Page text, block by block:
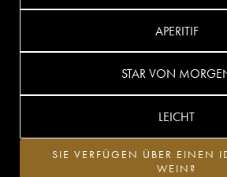
APERITIF
STAR VON
LEICHT
SIE VERFÜGEN ÜBER EINEN
WEIN?